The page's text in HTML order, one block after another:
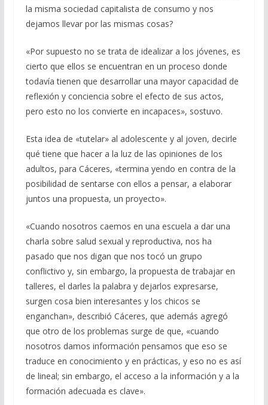
la misma sociedad capitalista de consumo y nos
dejamos llevar por las mismas cosas?
«Por supuesto no se trata de idealizar a los jóvenes, es
cierto que ellos se encuentran en un proceso donde
todavía tienen que desarrollar una mayor capacidad de
reflexión y conciencia sobre el efecto de sus actos,
pero esto no los convierte en incapaces», sostuvo.
Esta idea de «tutelar» al adolescente y al joven, decirle
qué tiene que hacer a la luz de las opiniones de los
adultos, para Cáceres, «termina yendo en contra de la
posibilidad de sentarse con ellos a pensar, a elaborar
juntos una propuesta, un proyecto».
«Cuando nosotros caemos en una escuela a dar una
charla sobre salud sexual y reproductiva, nos ha
pasado que nos digan que nos tocó un grupo
conflictivo y, sin embargo, la propuesta de trabajar en
talleres, el darles la palabra y dejarlos expresarse,
surgen cosa bien interesantes y los chicos se
enganchan», describió Cáceres, que además agregó
que otro de los problemas surge de que, «cuando
nosotros damos información pensamos que eso se
traduce en conocimiento y en prácticas, y eso no es así
de lineal; sin embargo, el acceso a la información y a la
formación adecuada es clave».